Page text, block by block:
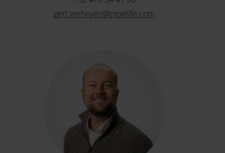
gert.verheyen@pipelife.com